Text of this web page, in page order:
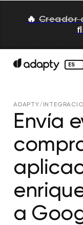
🔥 Creador
ES
ADAPTY/
Envía
a